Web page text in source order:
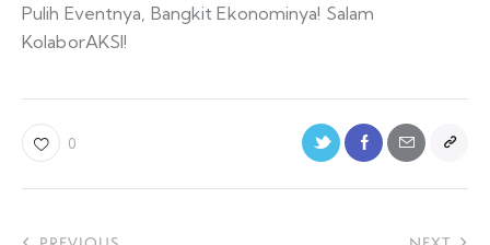
Pulih Eventnya, Bangkit Ekonominya! Salam
KolaborAKSI!
0